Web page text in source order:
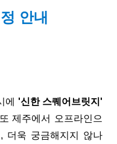
안내
에 '신한 스퀘어브릿지'
제주에서 오프라인으
더욱 궁금해지지 않나